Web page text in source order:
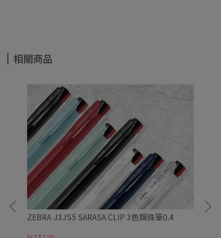
相關商品
ZEBRA J3JS5 SARASA CLIP 3色鋼珠筆0.4